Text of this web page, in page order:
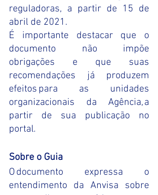
reguladoras, a partir de 15 de
abril de 2021.
É importante destacar que o
documento não impõe
obrigações e que suas
recomendações já produzem
efeitos para as unidades
organizacionais da Agência, a
partir de sua publicação no
portal.
Sobre o Guia
O documento expressa o
entendimento da Anvisa sobre